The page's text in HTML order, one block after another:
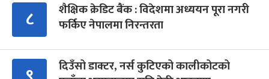
८
शैक्षिक क्रेडिट बैंक : विदेशमा अध्ययन पूरा नगरी
फर्किए नेपालमा निरन्तरता
दिउँसो डाक्टर, नर्स कुटिएको कालीकोटको